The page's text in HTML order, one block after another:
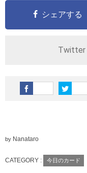
シェアする
Twitter
by Nanataro
CATEGORY : 今日のカード